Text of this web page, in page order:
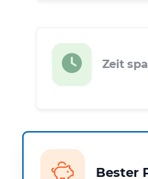
Zeit
Bester